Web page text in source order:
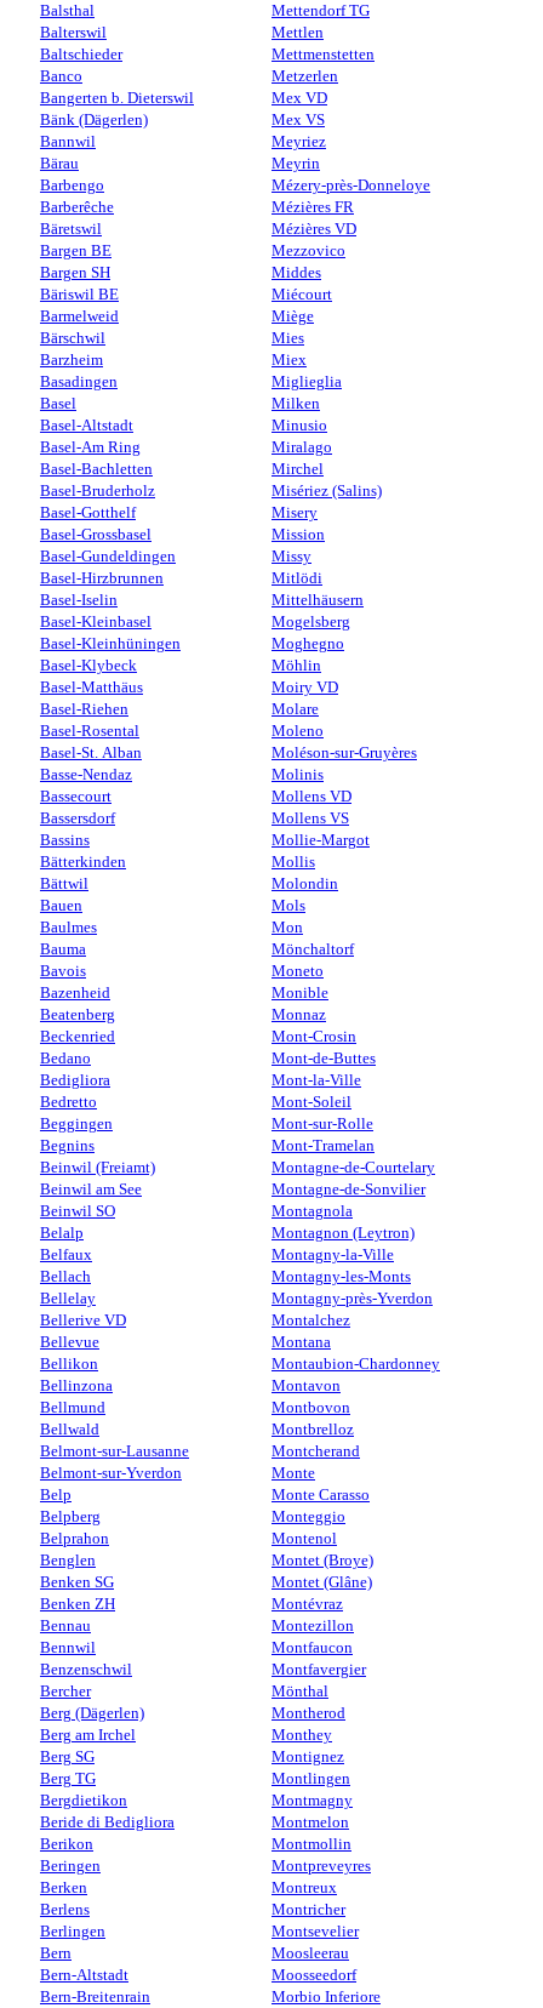
Balsthal
Balterswil
Baltschieder
Banco
Bangerten b. Dieterswil
Bänk (Dägerlen)
Bannwil
Bärau
Barbengo
Barberêche
Bäretswil
Bargen BE
Bargen SH
Bäriswil BE
Barmelweid
Bärschwil
Barzheim
Basadingen
Basel
Basel-Altstadt
Basel-Am Ring
Basel-Bachletten
Basel-Bruderholz
Basel-Gotthelf
Basel-Grossbasel
Basel-Gundeldingen
Basel-Hirzbrunnen
Basel-Iselin
Basel-Kleinbasel
Basel-Kleinhüningen
Basel-Klybeck
Basel-Matthäus
Basel-Riehen
Basel-Rosental
Basel-St. Alban
Basse-Nendaz
Bassecourt
Bassersdorf
Bassins
Bätterkinden
Bättwil
Bauen
Baulmes
Bauma
Bavois
Bazenheid
Beatenberg
Beckenried
Bedano
Bedigliora
Bedretto
Beggingen
Begnins
Beinwil (Freiamt)
Beinwil am See
Beinwil SO
Belalp
Belfaux
Bellach
Bellelay
Bellerive VD
Bellevue
Bellikon
Bellinzona
Bellmund
Bellwald
Belmont-sur-Lausanne
Belmont-sur-Yverdon
Belp
Belpberg
Belprahon
Benglen
Benken SG
Benken ZH
Bennau
Bennwil
Benzenschwil
Bercher
Berg (Dägerlen)
Berg am Irchel
Berg SG
Berg TG
Bergdietikon
Beride di Bedigliora
Berikon
Beringen
Berken
Berlens
Berlingen
Bern
Bern-Altstadt
Bern-Breitenrain
Mettendorf TG
Mettlen
Mettmenstetten
Metzerlen
Mex VD
Mex VS
Meyriez
Meyrin
Mézery-près-Donneloye
Mézières FR
Mézières VD
Mezzovico
Middes
Miécourt
Miège
Mies
Miex
Miglieglia
Milken
Minusio
Miralago
Mirchel
Misériez (Salins)
Misery
Mission
Missy
Mitlödi
Mittelhäusern
Mogelsberg
Moghegno
Möhlin
Moiry VD
Molare
Moleno
Moléson-sur-Gruyères
Molinis
Mollens VD
Mollens VS
Mollie-Margot
Mollis
Molondin
Mols
Mon
Mönchaltorf
Moneto
Monible
Monnaz
Mont-Crosin
Mont-de-Buttes
Mont-la-Ville
Mont-Soleil
Mont-sur-Rolle
Mont-Tramelan
Montagne-de-Courtelary
Montagne-de-Sonvilier
Montagnola
Montagnon (Leytron)
Montagny-la-Ville
Montagny-les-Monts
Montagny-près-Yverdon
Montalchez
Montana
Montaubion-Chardonney
Montavon
Montbovon
Montbrelloz
Montcherand
Monte
Monte Carasso
Monteggio
Montenol
Montet (Broye)
Montet (Glâne)
Montévraz
Montezillon
Montfaucon
Montfavergier
Mönthal
Montherod
Monthey
Montignez
Montlingen
Montmagny
Montmelon
Montmollin
Montpreveyres
Montreux
Montricher
Montsevelier
Moosleerau
Moosseedorf
Morbio Inferiore